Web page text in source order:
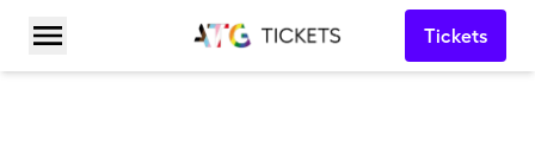
Menü öffnen
Tickets